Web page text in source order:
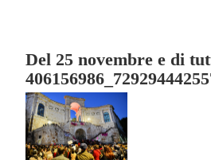
Del 25 novembre e di